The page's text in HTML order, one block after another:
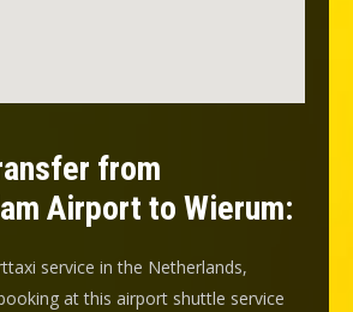
from
Airport to Wierum:
service in the Netherlands,
at this airport shuttle service